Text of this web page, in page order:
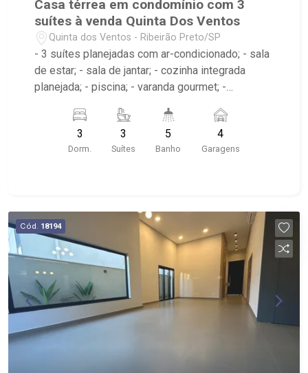
Casa térrea em condomínio com 3
suítes à venda Quinta Dos Ventos
Quinta dos Ventos - Ribeirão Preto/SP
- 3 suítes planejadas com ar-condicionado; - sala
de estar; - sala de jantar; - cozinha integrada
planejada; - piscina; - varanda gourmet; -
banheiros planejados com box e espelho; -
lavabo; - condomínio: Portaria 24hrs, Piscina
(Adulto / Infantil), Sauna, Quadra Poliesportiva,
3
Dorm.
3
Suítes
5
Banho
4
Garagens
Cód. 18194